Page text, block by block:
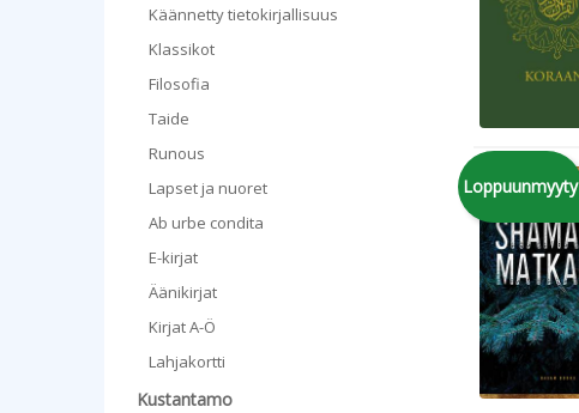
Käännetty tietokirjallisuus
Klassikot
Filosofia
Taide
Runous
Lapset ja nuoret
Ab urbe condita
E-kirjat
Äänikirjat
Kirjat A-Ö
Lahjakortti
Kustantamo
Loppuunmyyty